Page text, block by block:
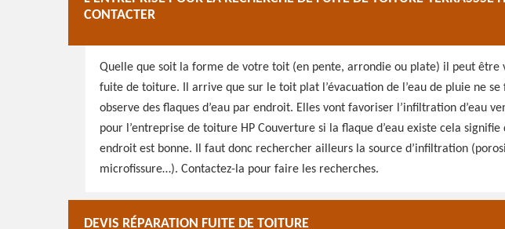
CONTACTER
Quelle que soit la forme de votre toit (en pente, arrondie ou plate) il peut être
fuite de toiture. Il arrive que sur le toit plat l’évacuation de l’eau de pluie ne
observe des flaques d’eau par endroit. Elles vont favoriser l’infiltration d’eau
pour l’entreprise de toiture HP Couverture si la flaque d’eau existe cela signifie
endroit est bonne. Il faut donc rechercher ailleurs la source d’infiltration
microfissure…). Contactez-la pour faire les recherches.
DEVIS RÉPARATION FUITE DE TOITURE